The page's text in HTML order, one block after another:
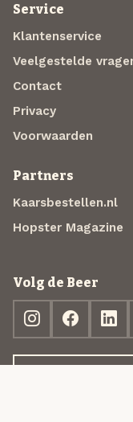
Service
Klantenservice
Veelgestelde
Contact
Privacy
Voorwaarden
Partners
Kaarsbestellen.nl
Hopster Magazine
Volg de Beer